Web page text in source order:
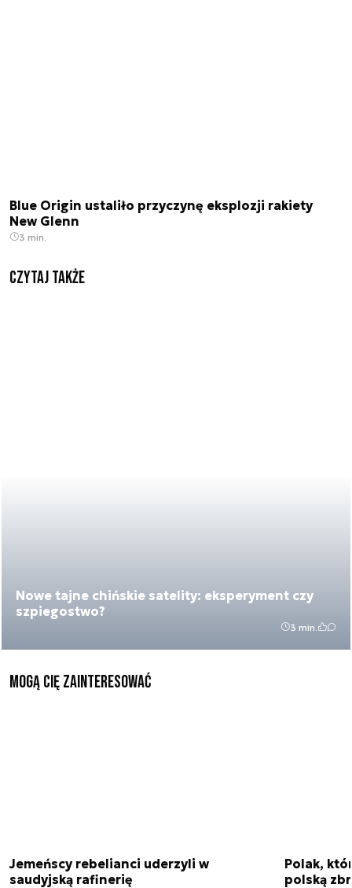
Blue Origin ustaliło przyczynę eksplozji rakiety
New Glenn
3 min.
Czytaj także
Nowe tajne chińskie satelity: eksperyment czy
szpiegostwo?
3 min.
Mogą Cię zainteresować
Jemeńscy rebelianci uderzyli w
saudyjską rafinerię
Polak,
polską